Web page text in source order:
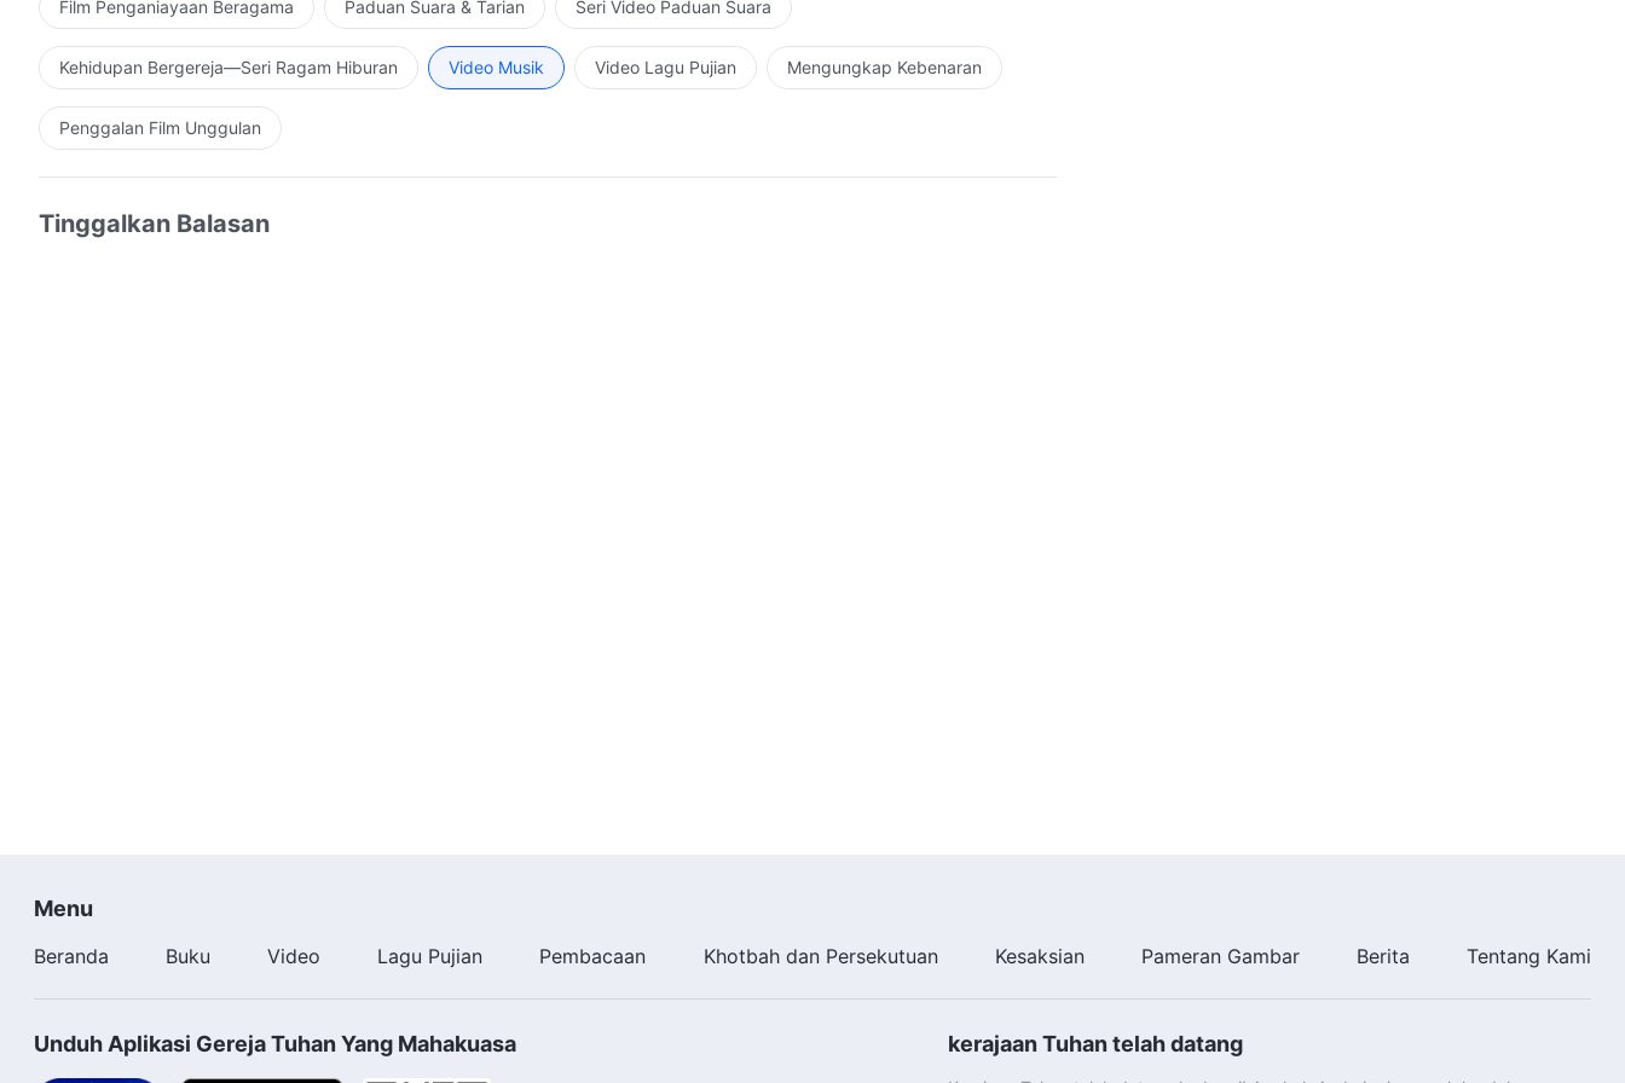
Film Penganiayaan Beragama Paduan Suara & Tarian Seri Video Paduan Suara
Kehidupan Bergereja—Seri Ragam Hiburan Video Musik Video Lagu Pujian Mengungkap Kebenaran
Penggalan Film Unggulan
Tinggalkan Balasan
Menu
Beranda Buku Video Lagu Pujian Pembacaan Khotbah dan Persekutuan Kesaksian Pameran Gambar Berita Tentang Kami
Unduh Aplikasi Gereja Tuhan Yang Mahakuasa kerajaan Tuhan telah datang